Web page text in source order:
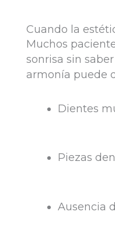
Cuando la
Muchos
sonrisa sin
armonía puede
Dientes
Piezas
Ausencia